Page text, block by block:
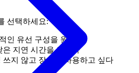
선택하세요:
인 유선 구성을 원한다
은 지연 시간을 원한다
쓰지 않고 장시간 사용하고 싶다